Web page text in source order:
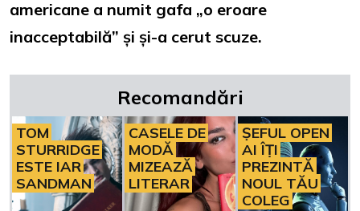
americane a numit gafa „o eroare
inacceptabilă” și și-a cerut scuze.
Recomandări
TOM
STURRIDGE
ESTE IAR
SANDMAN
CASELE DE
MODĂ
MIZEAZĂ
LITERAR
ȘEFUL OPEN
AI ÎȚI
PREZINTĂ
NOUL TĂU
COLEG